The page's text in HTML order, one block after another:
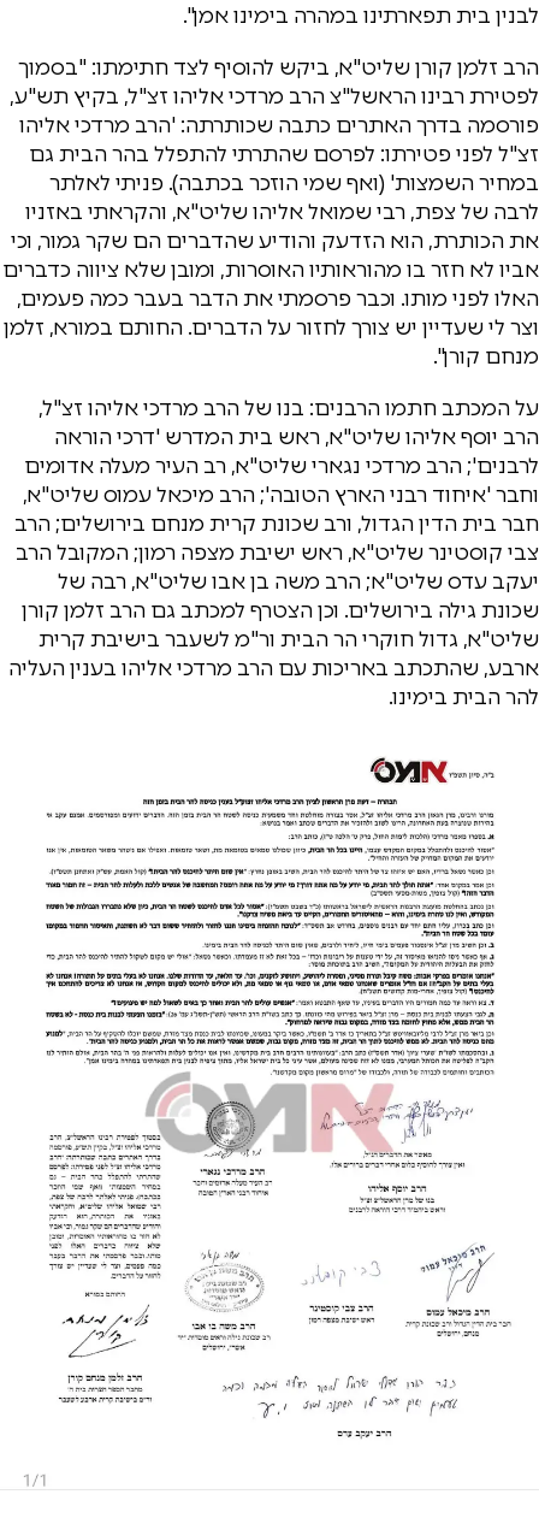
לבנין בית תפארתינו במהרה בימינו אמן".
הרב זלמן קורן שליט"א, ביקש להוסיף לצד חתימתו: "בסמוך
לפטירת רבינו הראשל"צ הרב מרדכי אליהו זצ"ל, בקיץ תש"ע,
פורסמה בדרך האתרים כתבה שכותרתה: 'הרב מרדכי אליהו
זצ"ל לפני פטירתו: לפרסם שהתרתי להתפלל בהר הבית גם
במחיר השמצות' (ואף שמי הוזכר בכתבה). פניתי לאלתר
לרבה של צפת, רבי שמואל אליהו שליט"א, והקראתי באזניו
את הכותרת, הוא הזדעק והודיע שהדברים הם שקר גמור, וכי
אביו לא חזר בו מהוראותיו האוסרות, ומובן שלא ציווה כדברים
האלו לפני מותו. וכבר פרסמתי את הדבר בעבר כמה פעמים,
וצר לי שעדיין יש צורך לחזור על הדברים. החותם במורא, זלמן
מנחם קורן".
על המכתב חתמו הרבנים: בנו של הרב מרדכי אליהו זצ"ל,
הרב יוסף אליהו שליט"א, ראש בית המדרש 'דרכי הוראה
לרבנים'; הרב מרדכי נגארי שליט"א, רב העיר מעלה אדומים
וחבר 'איחוד רבני הארץ הטובה'; הרב מיכאל עמוס שליט"א,
חבר בית הדין הגדול, ורב שכונת קרית מנחם בירושלים; הרב
צבי קוסטינר שליט"א, ראש ישיבת מצפה רמון; המקובל הרב
יעקב עדס שליט"א; הרב משה בן אבו שליט"א, רבה של
שכונת גילה בירושלים. וכן הצטרף למכתב גם הרב זלמן קורן
שליט"א, גדול חוקרי הר הבית ור"מ לשעבר בישיבת קרית
ארבע, שהתכתב באריכות עם הרב מרדכי אליהו בענין העליה
להר הבית בימינו.